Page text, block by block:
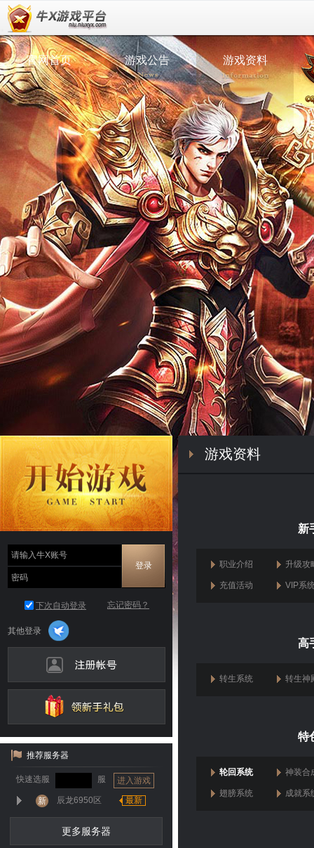
官网首页 游戏公告 游戏资料
推荐服务器
快速选服 服 进入游戏
新 辰龙6950区 最新
更多服务器
游戏资料
新
职业介绍 升级攻
充值活动 VIP系
高
转生系统 转生神
特
轮回系统 神装合
翅膀系统 成就系